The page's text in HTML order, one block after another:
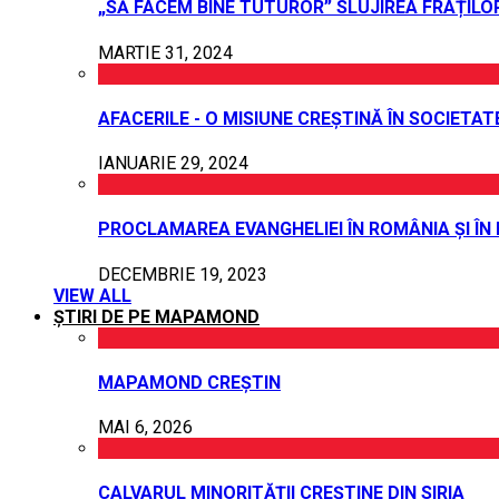
„SĂ FACEM BINE TUTUROR” SLUJIREA
MARTIE 31, 2024
AFACERILE - O MISIUNE CREȘTINĂ ÎN
IANUARIE 29, 2024
PROCLAMAREA EVANGHELIEI ÎN ROMÂNIA ȘI ÎN
DECEMBRIE 19, 2023
VIEW ALL
ȘTIRI DE PE MAPAMOND
MAPAMOND CREȘTIN
MAI 6, 2026
CALVARUL MINORITĂȚII CREȘTINE DIN SIRIA